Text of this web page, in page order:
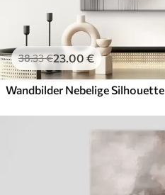
38.33€23.00 €
Wandbilder Nebelige Silhouette